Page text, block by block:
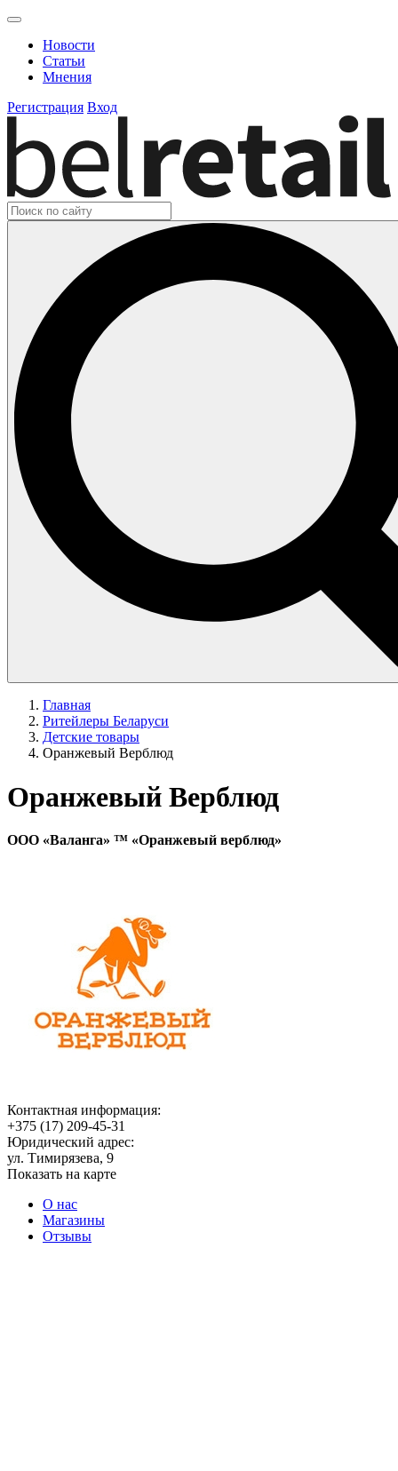
Новости
Статьи
Мнения
Регистрация Вход
Главная
Ритейлеры Беларуси
Детские товары
Оранжевый Верблюд
Оранжевый Верблюд
ООО «Валанга» ™ «Оранжевый верблюд»
Контактная информация:
+375 (17) 209-45-31
Юридический адрес:
ул. Тимирязева, 9
Показать на карте
О нас
Магазины
Отзывы